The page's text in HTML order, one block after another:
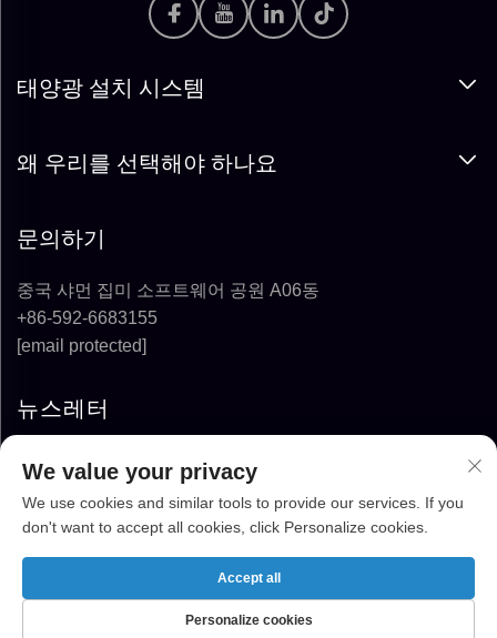
태양광 설치 시스템
왜 우리를 선택해야 하나요
문의하기
중국 샤먼 집미 소프트웨어 공원 A06동
+86-592-6683155
[email protected]
뉴스레터
SOLAR ENERGY TECHNOLOGY CO., LTD. ALL
We value your privacy
We use cookies and similar tools to provide our services. If you
don't want to accept all cookies, click Personalize cookies.
Personalize cookies
Accept all